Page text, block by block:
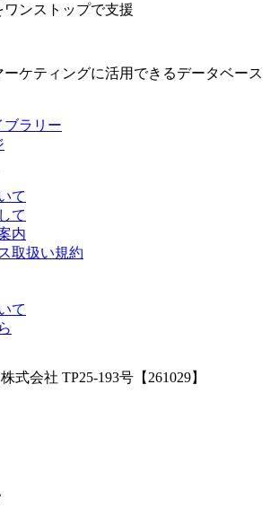
ンストップで支援
ケティングに活用できるデータベース
て
て
内
取扱い規約
て
式会社 TP25-193号【261029】